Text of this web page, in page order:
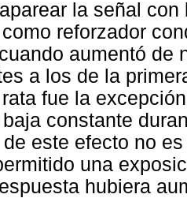
la señal
reforzador
aumentó de
a los de la
fue la
constante
de este efecto no
una
hubiera